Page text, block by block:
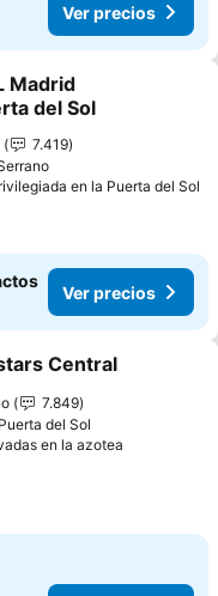
Ver precios
a favoritos
Madrid
del Sol
7.419
en la Puerta del Sol
Ver precios
a favoritos
Central
7.849
del Sol
en la azotea